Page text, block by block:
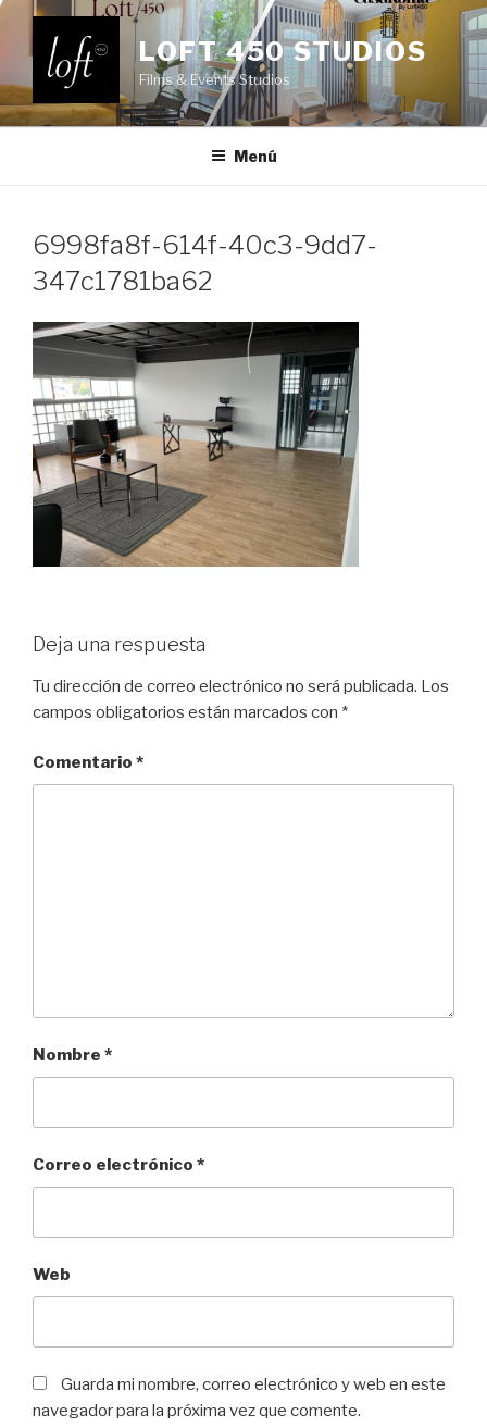
Saltar
contenido
LOFT 450 STUDIOS
Films & Events Studios
Menú
6998fa8f-614f-40c3-9dd7-
347c1781ba62
Deja una respuesta
Tu dirección de correo electrónico no será publicada. Los
campos obligatorios están marcados con *
Comentario *
Nombre *
Correo electrónico *
Web
Guarda mi nombre, correo electrónico y web en este
navegador para la próxima vez que comente.